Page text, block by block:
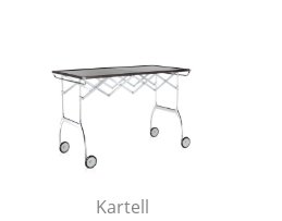
Lampadaires et Liseuses
Lampes de sol
Appliques murales
Kartell